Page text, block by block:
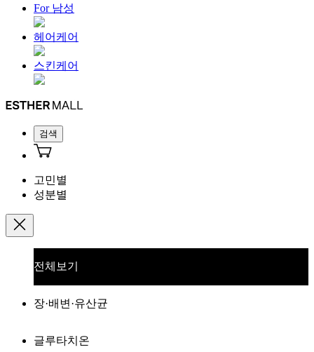
For 남성
헤어케어
스킨케어
검색
고민별
성분별
전체보기
장·배변·유산균
글루타치온